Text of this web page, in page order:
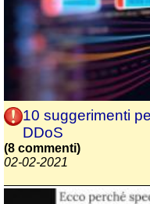
10 suggerimenti
DDoS
(8 commenti)
02-02-2021